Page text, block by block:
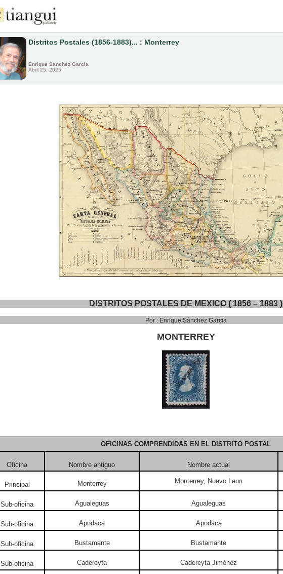
Distritos Postales (1856-1883)... : Monterrey
Enrique Sanchez Garcia
Abril 25, 2025
DISTRITOS POSTALES DE MEXICO ( 1856 – 1883 )
Por : Enrique Sánchez García
MONTERREY
OFICINAS COMPRENDIDAS EN EL DISTRITO POSTAL
Oficina Nombre antiguo Nombre actual
Principal Monterrey Monterrey, Nuevo Leon
Sub-oficina Agualeguas Agualeguas
Sub-oficina Apodaca Apodaca
Sub-oficina Bustamante Bustamante
Sub-oficina Cadereyta Cadereyta Jiménez